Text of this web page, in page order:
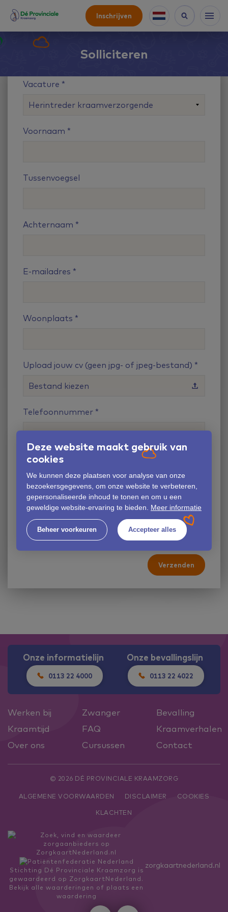
Deze website maakt gebruik van
cookies
We kunnen deze plaatsen voor analyse van onze
bezoekersgegevens, om onze website te verbeteren,
gepersonaliseerde inhoud te tonen en om u een
geweldige website-ervaring te bieden. Meer informatie
Beheer voorkeuren Accepteer alles
Inschrijven
Solliciteren
Vacature
Voornaam
Tussenvoegsel
Achternaam
E-mailadres
Woonplaats
Upload jouw cv (geen jpg- of jpeg-bestand)
Bestand kiezen
Telefoonnummer
Upload jouw motivatiebrief (geen jpg- of
Bestand kiezen
Verzenden
Onze informatielijn
0113 22 4000
Onze bevallingslijn
0113 22 4022
Werken bij Zwanger
Bevalling
Kraamtijd
FAQ
Kraamverhalen
Over ons
Cursussen Contact
© 2026 DÉ PROVINCIALE KRAAMZORG
ALGEMENE VOORWAARDEN DISCLAIMER
COOKIES
KLACHTEN
Stichting Dé Provinciale Kraamzorg is
gewaardeerd op ZorgkaartNederland.
Bekijk alle waarderingen of plaats een
waardering
zorgkaartnederland.nl